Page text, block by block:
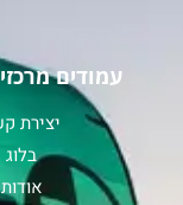
עמודים
יצירת
בלוג
אודות